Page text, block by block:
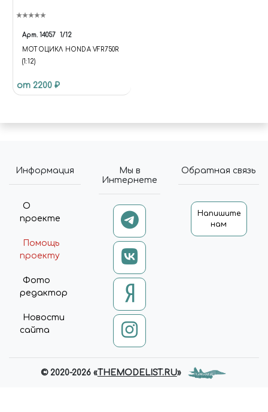
Арт. 14057 1/12
МОТОЦИКЛ HONDA VFR750R
(1:12)
от 2200 ₽
Информация
О
проекте
Помощь
проекту
Фото
редактор
Новости
сайта
Мы в
Интернете
Обратная связь
Напишите
нам
© 2020-2026 «THEMODELIST.RU»